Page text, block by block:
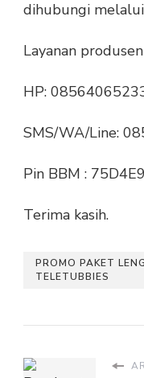
dihubungi melalui
Layanan
HP:
SMS/WA/Line:
Pin BBM :
Terima kasih.
PROMO PAKET
TELETUBBIES